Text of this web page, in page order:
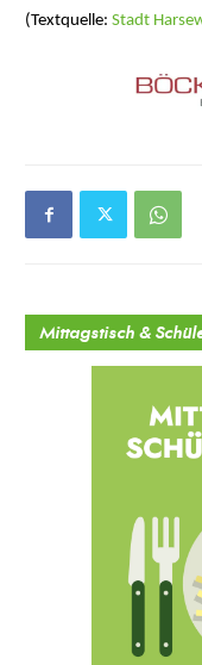
(Textquelle:Stadt
Mittagstisch &